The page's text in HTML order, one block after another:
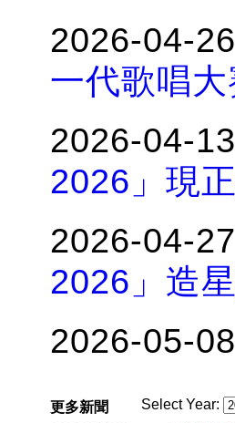
2026-04-26
一代歌唱
2026-04-13
2026」現
2026-04-27
2026」造
2026-05-08
Select Year:
更多新聞